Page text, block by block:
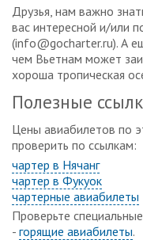
Друзья, нам важно
вас интересной и/или
(info@gocharter.ru). А
чем Вьетнам может
хороша тропическая
Полезные
Цены авиабилетов по
проверить по ссылкам:
чартер в Нячанг
чартер в Фукуок
чартерные авиабилеты
Проверьте
- горящие авиабилеты.